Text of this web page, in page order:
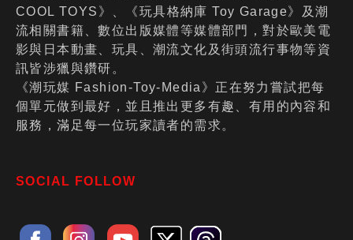
COOL TOYS》、《玩具格納庫 Toy Garage》及潮
流相關書籍、數位出版媒體等媒體部門，對於歐美電
影與日本動畫、玩具、潮流文化及街頭流行事物等資
訊皆涉獵與鑽研。
《潮玩媒 Fashion-Toy-Media》正在努力嘗試把每
個單元做到最好，並且推出更多有趣、有用的內容和
服務，滿足每一位玩家讀者的需求。
SOCIAL FOLLOW